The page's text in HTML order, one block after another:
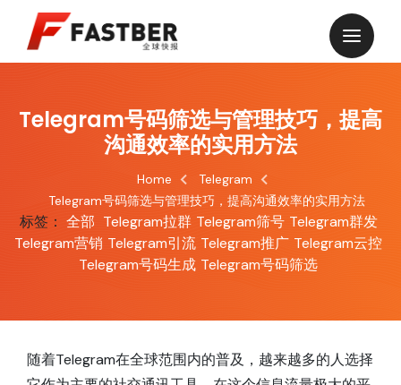
Telegram号码筛选与管理技巧，提高
沟通效率的实用方法
Home
Telegram
Telegram号码筛选与管理技巧，提高沟通效率的实用方法
标签： 全部 Telegram拉群 Telegram筛号 Telegram群发
Telegram营销 Telegram引流 Telegram推广 Telegram云控
Telegram号码生成 Telegram号码筛选
随着Telegram在全球范围内的普及，越来越多的人选择